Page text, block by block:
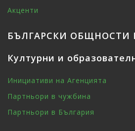
Акценти
БЪЛГАРСКИ ОБЩНОСТИ
Културни и
Инициативи на Агенцията
Партньори в чужбина
Партньори в България